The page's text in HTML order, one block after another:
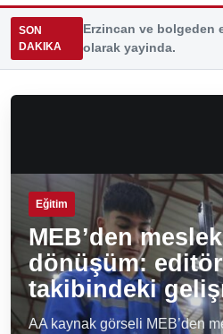
SON
DAKIKA
Erzincan ve bolgeden
olarak yayinda.
Eğitim
MEB’den
dönüşüm:
takibindeki
AA kaynak görseli MEB’den